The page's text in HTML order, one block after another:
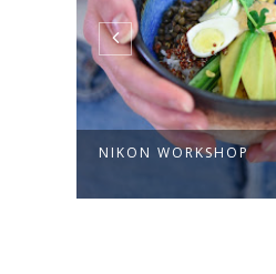
NIKON WORKSHOP